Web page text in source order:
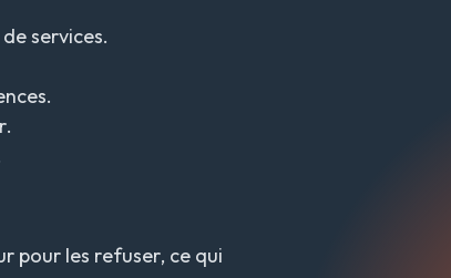
services.
pour les refuser, ce qui